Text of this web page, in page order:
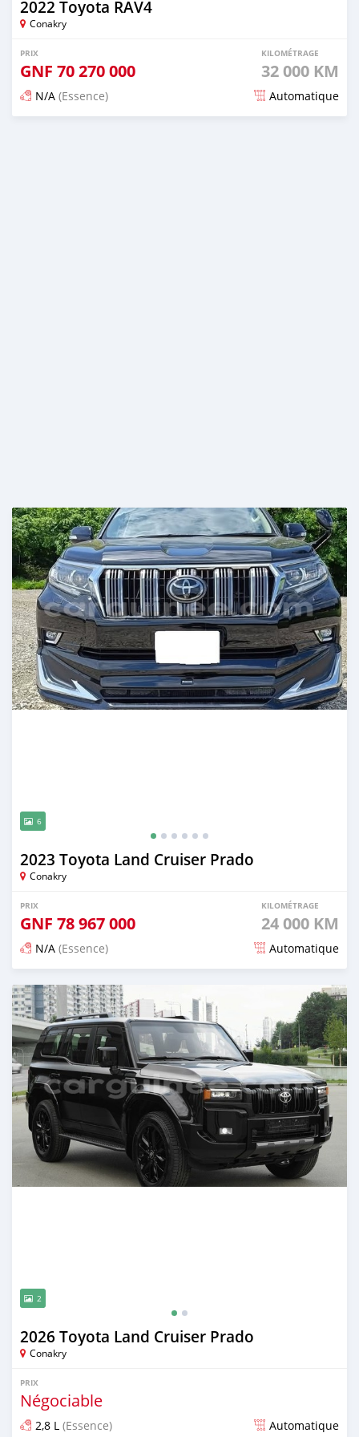
2022 Toyota RAV4
Conakry
PRIX
GNF 70 270 000
KILOMÉTRAGE
32 000 KM
N/A (Essence) Automatique
6
2023 Toyota Land Cruiser Prado
Conakry
PRIX
GNF 78 967 000
KILOMÉTRAGE
24 000 KM
N/A (Essence) Automatique
Publié il y a 13 jours
2
2026 Toyota Land Cruiser Prado
Conakry
PRIX
Négociable
2,8 L (Essence) Automatique